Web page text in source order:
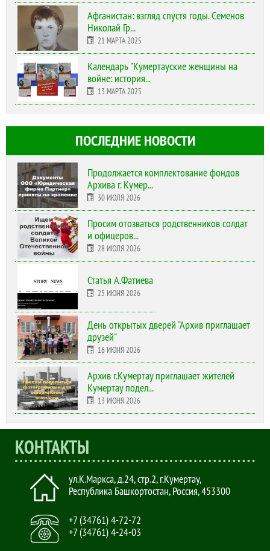
Афганистан: взгляд спустя годы. Семенов
Николай Гр...
21 МАРТА 2025
Календарь "Кумертауские женщины на
войне: история...
13 МАРТА 2025
ПОСЛЕДНИЕ НОВОСТИ
Продолжается комплектование фондов
Архива г. Кумер...
30 ИЮЛЯ 2026
Просим отозваться родственников солдат
и офицеров...
28 ИЮЛЯ 2026
Статья А.Фатиева
25 ИЮНЯ 2026
День открытых дверей "Архив приглашает
друзей"
16 ИЮНЯ 2026
Архив г.Кумертау приглашает жителей
Кумертау подел...
13 ИЮНЯ 2026
КОНТАКТЫ
ул.К.Маркса, д.24, стр.2,г.Кумертау,
Республика Башкортостан, Россия,453300
+7 (34761) 4-72-72
+7 (34761) 4-24-03